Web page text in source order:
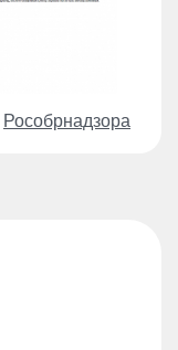
Рособрнадзора